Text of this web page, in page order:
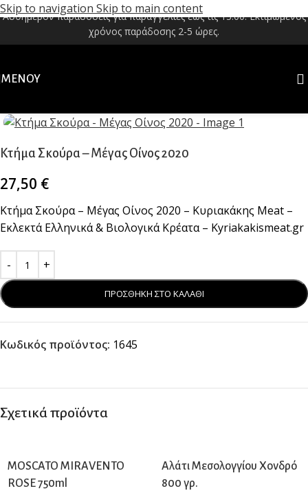
Skip to navigation Skip to main content
Αυθημερόν παραδόσεις για παραγγελίες έως τις 13:00. Εκτιμώμενος
χρόνος παράδοσης 2-5 ώρες.
ΜΕΝΟΎ
Κτήμα Σκούρα – Μέγας Οίνος 2020
27,50 €
Κτήμα Σκούρα – Μέγας Οίνος 2020 – Κυριακάκης Meat –
Εκλεκτά Ελληνικά & Βιολογικά Κρέατα – Kyriakakismeat.gr
ΠΡΟΣΘΗΚΗ ΣΤΟ ΚΑΛΑΘΙ
Κωδικός προϊόντος: 1645
Σχετικά προϊόντα
MOSCATO MIRAVENTO
ROSE 750ml
Αλάτι Μεσολογγίου Χονδρό
800 γρ.